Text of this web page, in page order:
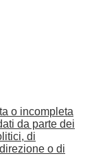
o incompleta
da parte dei
di
o di